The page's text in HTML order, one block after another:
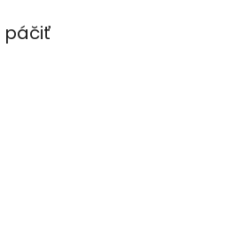
páčiť